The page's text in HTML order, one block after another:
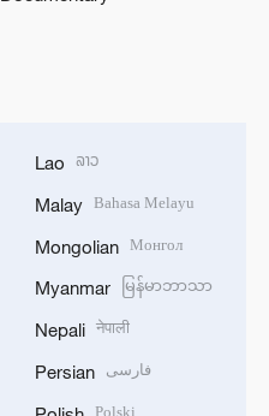
Lao ລາວ
Malay Bahasa Melayu
Mongolian Монгол
Myanmar မြန်မာဘာသာ
Nepali नेपाली
Persian فارسی